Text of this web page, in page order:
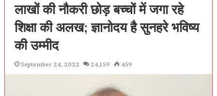
लाखों की नौकरी छोड़ बच्चों में जगा रहे
शिक्षा की अलख; ज्ञानोदय है सुनहरे भविष्य
की उम्मीद
September 24, 2022 24,159 459